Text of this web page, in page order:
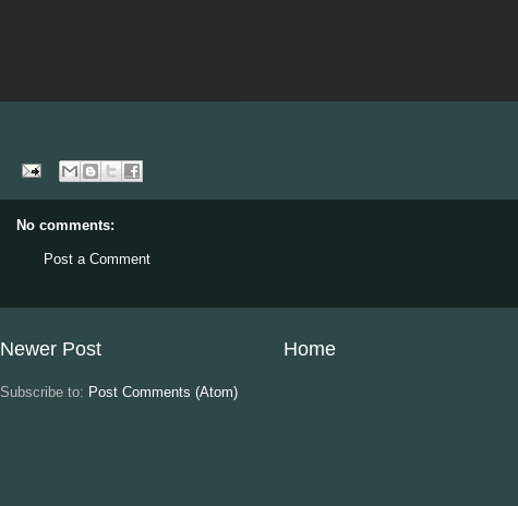
No comments:
Post a Comment
Newer Post Home
Subscribe to: Post Comments (Atom)